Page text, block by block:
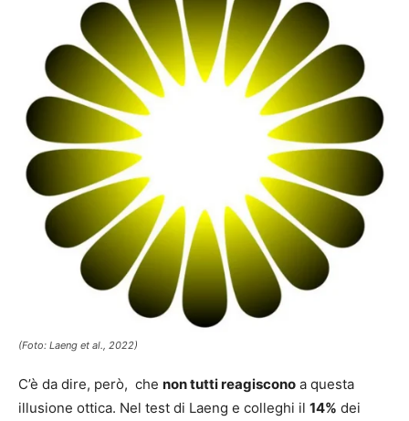
(Foto: Laeng et al., 2022)
C’è da dire, però, che non tutti reagiscono a questa
illusione ottica. Nel test di Laeng e colleghi il 14% dei